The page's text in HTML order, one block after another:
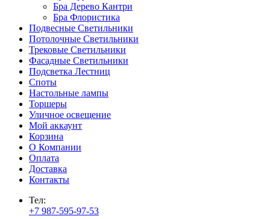
Бра Дерево Кантри
Бра Флористика
Подвесные Светильники
Потолочные Светильники
Трековые Светильники
Фасадные Светильники
Подсветка Лестниц
Споты
Настольные лампы
Торшеры
Уличное освещение
Мой аккаунт
Корзина
О Компании
Оплата
Доставка
Контакты
Тел:
+7 987-595-97-53